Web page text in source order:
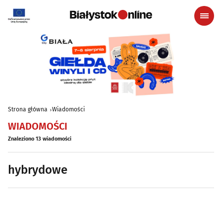
Strona główna Wiadomości
WIADOMOŚCI
Znaleziono 13 wiadomości
hybrydowe